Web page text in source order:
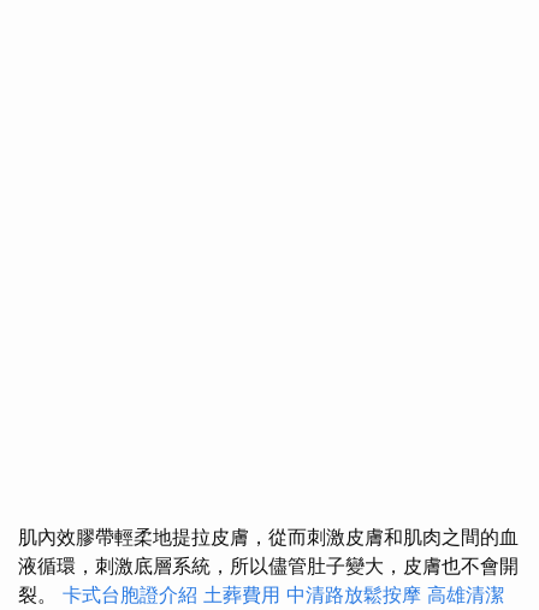
肌內效膠帶輕柔地提拉皮膚，從而刺激皮膚和肌肉之間的血
液循環，刺激底層系統，所以儘管肚子變大，皮膚也不會開
裂。 卡式台胞證介紹 土葬費用 中清路放鬆按摩 高雄清潔